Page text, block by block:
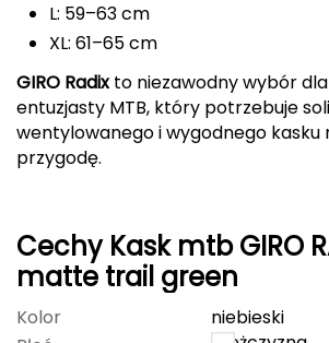
Gilmonte
Giro
Granger's
Gregory
Grivel
L: 59–63 cm
XL: 61–65 cm
GIRO Radixto niezawodny wybór
entuzjasty MTB, który potrzebuje
wentylowanego i wygodnego kasku
przygodę.
Cechy Kask mtb GIRO
matte trail green
Kolor
niebieski